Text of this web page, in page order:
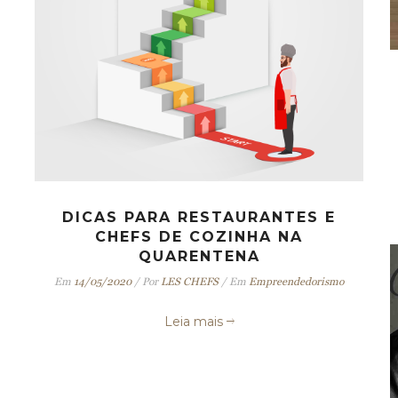
DICAS PARA RESTAURANTES E
CHEFS DE COZINHA NA
QUARENTENA
Em 14/05/2020/ PorLES CHEFS/ Em Empreendedorismo
Leia mais